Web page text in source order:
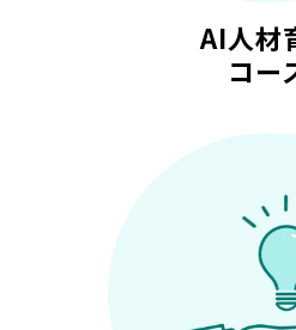
AI人材
コー